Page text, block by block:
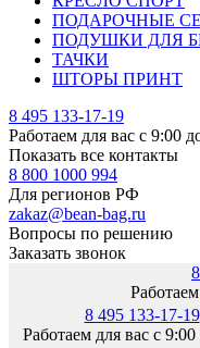
ПОДАРОЧНЫЕ
ПОДУШКИ ДЛЯ
ТАЧКИ
ШТОРЫ ПРИНТ
8 495 133-17-19
Работаем для вас с 9:00
Показать все контакты
8 800 1000 994
Для регионов РФ
zakaz@bean-bag.ru
Вопросы по решению
Заказать звонок
8 495 133-17-19
Работаем для вас с